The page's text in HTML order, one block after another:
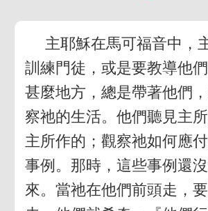
主耶穌在馬可福音中，
訓練門徒，或是要教導他
甚麼地方，總是帶著他們
察祂的生活。他們聽見主
主所作的；觀察祂如何應
事例。那時，這些事例還
來。當祂在他們前頭走，